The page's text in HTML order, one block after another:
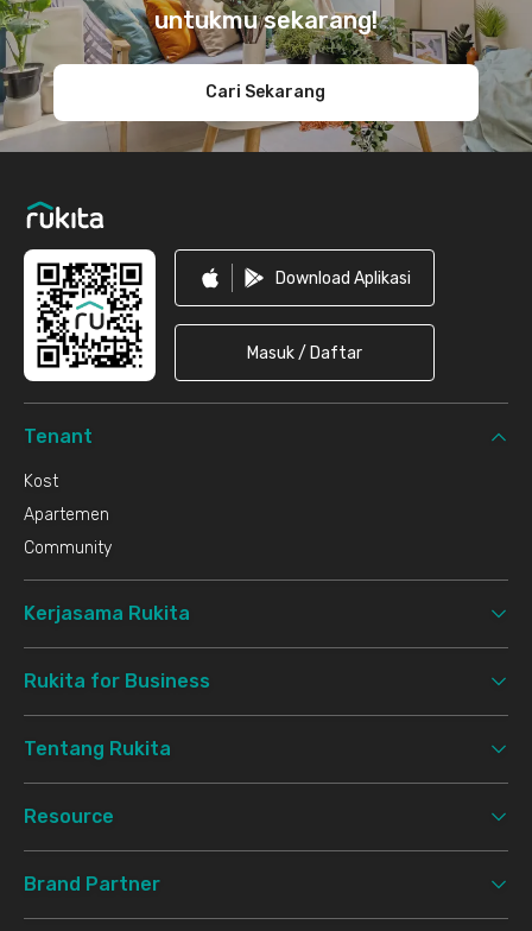
untukmu sekarang!
Cari Sekarang
Download Aplikasi
Masuk / Daftar
Tenant
Kost
Apartemen
Community
Kerjasama Rukita
Rukita for Business
Tentang Rukita
Resource
Brand Partner